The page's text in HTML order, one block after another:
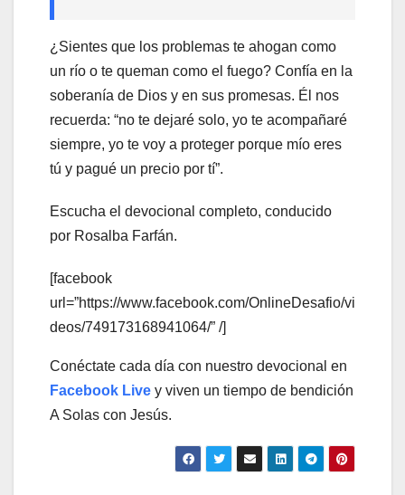
¿Sientes que los problemas te ahogan como
un río o te queman como el fuego? Confía en la
soberanía de Dios y en sus promesas. Él nos
recuerda: “no te dejaré solo, yo te acompañaré
siempre, yo te voy a proteger porque mío eres
tú y pagué un precio por tí”.
Escucha el devocional completo, conducido
por Rosalba Farfán.
[facebook
url=”https://www.facebook.com/OnlineDesafio/vi
deos/749173168941064/” /]
Conéctate cada día con nuestro devocional en
Facebook Live y viven un tiempo de bendición
A Solas con Jesús.